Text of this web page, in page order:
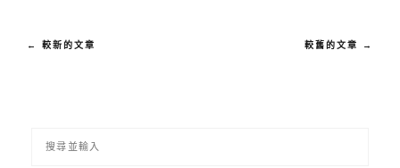
較舊的文章 →
← 較新的文章